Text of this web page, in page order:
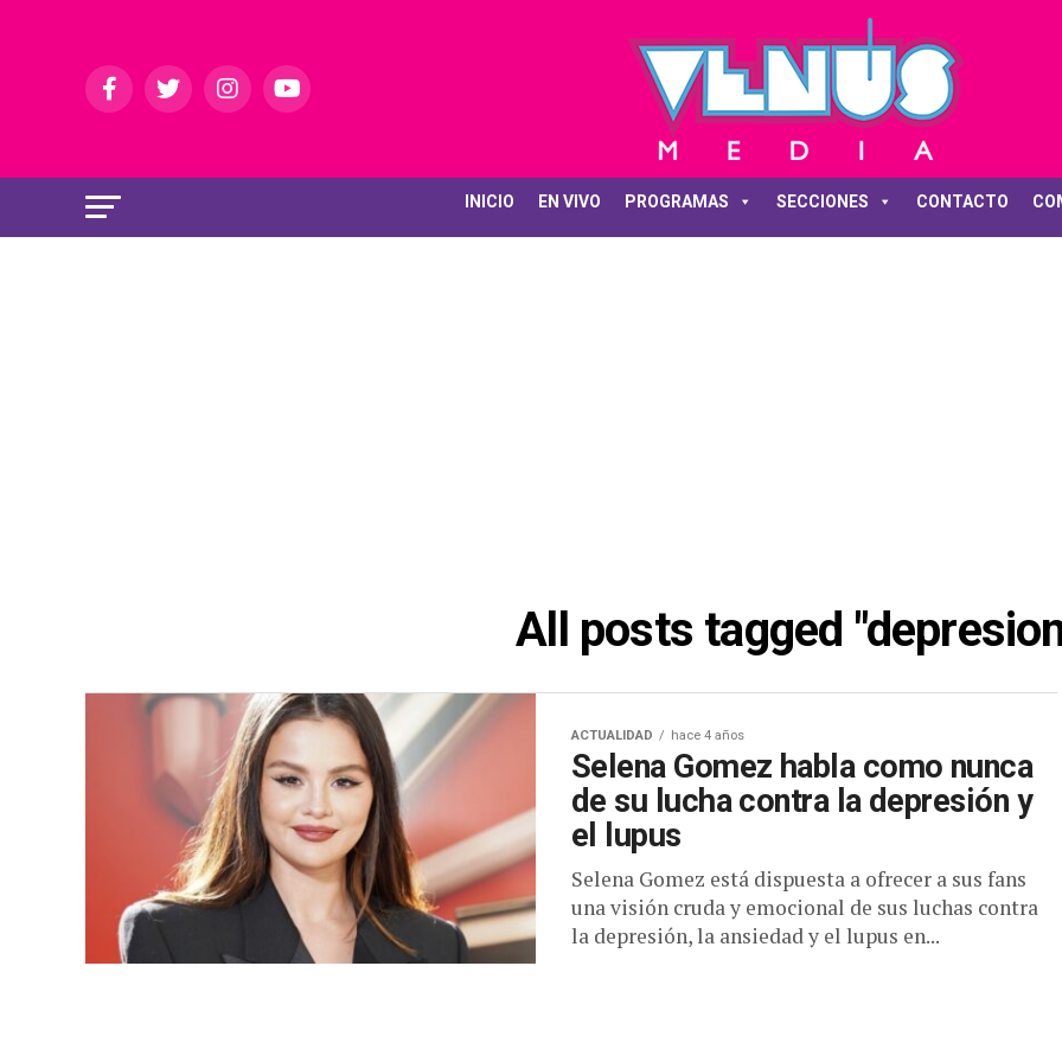
INICIO EN VIVO PROGRAMAS SECCIONES CONTACTO
All posts tagged
ACTUALIDAD hace 4 años
Selena Gomez habla como nunca
de su lucha contra la depresión y
el lupus
Selena Gomez está dispuesta a ofrecer a sus fans
una visión cruda y emocional de sus luchas contra
la depresión, la ansiedad y el lupus en...